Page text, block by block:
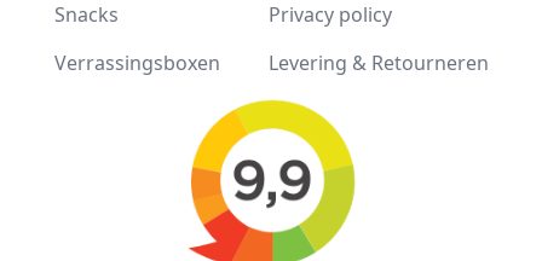
Snacks
Verrassingsboxen
Privacy policy
Levering & Retourneren